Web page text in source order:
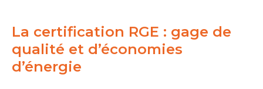
La certification RGE : gage de
qualité et d’économies
d’énergie